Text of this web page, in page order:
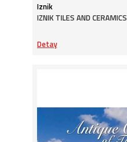
Iznik
IZNIK TILES AND CERAMICS
Detay